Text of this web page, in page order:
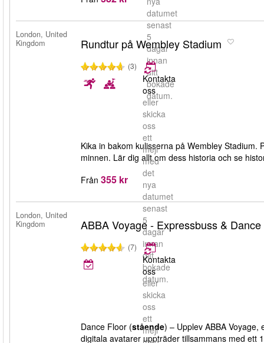
datumet
senast
5
dagar
innan
ditt
bokade
datum.
London, United
Kingdom
Rundtur på Wembley Stadium
(3)
Kontakta
oss
eller
skicka
oss
ett
mejl
med
det
nya
datumet
senast
5
dagar
innan
ditt
bokade
datum.
Kika in bakom kulisserna på Wembley
minnen. Lär dig allt om dess historia och se
Från 355 kr
London, United
Kingdom
ABBA Voyage - Expressbuss &
(7)
Kontakta
oss
eller
skicka
oss
ett
mejl
Dance Floor (stående) – Upplev ABBA
digitala avatarer uppträder tillsammans med ett